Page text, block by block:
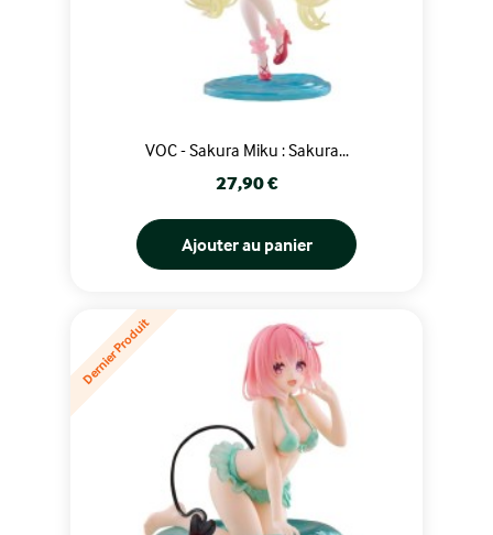
VOC - Sakura Miku : Sakura...
Prix
27,90 €
Ajouter au panier
Dernier Produit